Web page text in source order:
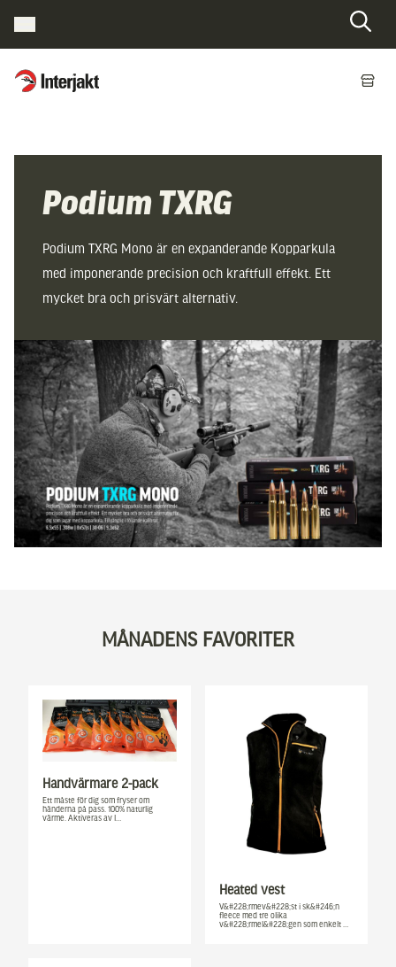
Interjakt SE
Podium TXRG
Podium TXRG Mono är en expanderande Kopparkula
med imponerande precision och kraftfull effekt. Ett
mycket bra och prisvärt alternativ.
MÅNADENS FAVORITER
Handvärmare 2-pack
Ett måste för dig som fryser om
händerna på pass. 100% naturlig
värme. Aktiveras av l…
Heated vest
V&#228;rmev&#228;st i sk&#246;n
fleece med tre olika
v&#228;rmel&#228;gen som enkelt …